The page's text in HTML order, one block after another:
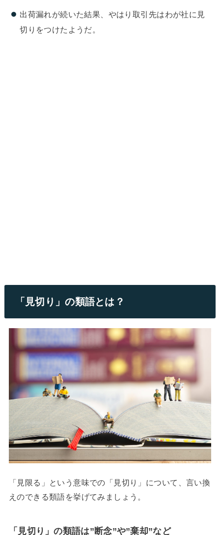
出荷漏れが続いた結果、やはり取引先はわが社に見
切りをつけたようだ。
「見切り」の類語とは？
「見限る」という意味での「見切り」について、言い換
えのできる類語を挙げてみましょう。
「見切り」の類語は”断念”や”棄却”など